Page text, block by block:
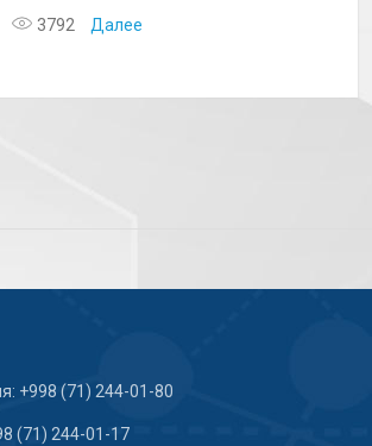
3792 Далее
+998 (71) 244-01-80
(71) 244-01-17